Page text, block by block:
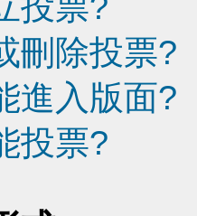
刪除投票?
進入版面?
投票?